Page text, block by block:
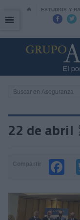
⌂ ESTUDIOS Y
 
☰
☰
22 de abril